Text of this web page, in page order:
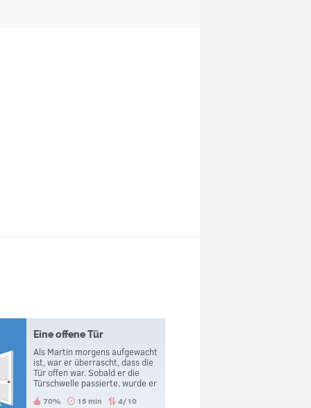
Eine offene Tür
Als Martin morgens aufgewacht
ist, war er überrascht, dass die
Tür offen war. Sobald er die
Türschwelle passierte, wurde er
70% 15 min
4/10